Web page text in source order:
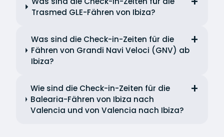
Trasmed GLE-Fähren von Ibiza?
Was sind die Check-in-Zeiten für die
Fähren von Grandi Navi Veloci (GNV) ab
Ibiza?
Wie sind die Check-in-Zeiten für die
Balearia-Fähren von Ibiza nach
Valencia und von Valencia nach Ibiza?